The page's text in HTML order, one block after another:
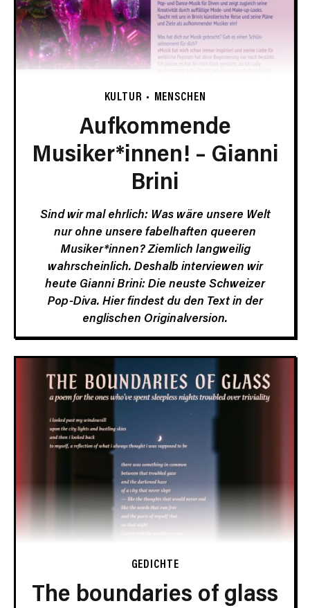
KULTUR MENSCHEN
Aufkommende
Musiker*innen! – Gianni
Brini
Sind wir mal ehrlich: Was wäre unsere Welt
nur ohne unsere fabelhaften queeren
Musiker*innen? Ziemlich langweilig
wahrscheinlich. Deshalb interviewen wir
heute Gianni Brini: Die neuste Schweizer
Pop-Diva. Hier findest du den Text in der
englischen Originalversion.
GEDICHTE
The boundaries of glass